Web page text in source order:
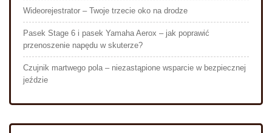
Wideorejestrator – Twoje trzecie oko na drodze
Pasek Stage 6 i pasek Yamaha Aerox – jak poprawić
przenoszenie napędu w skuterze?
Czujnik martwego pola – niezastąpione wsparcie w bezpiecznej
jeździe